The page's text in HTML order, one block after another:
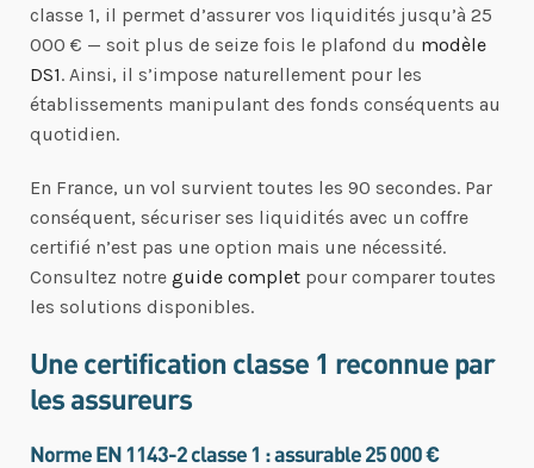
classe 1, il permet d’assurer vos liquidités jusqu’à 25
000 € — soit plus de seize fois le plafond du modèle
DS1. Ainsi, il s’impose naturellement pour les
établissements manipulant des fonds conséquents au
quotidien.
En France, un vol survient toutes les 90 secondes. Par
conséquent, sécuriser ses liquidités avec un coffre
certifié n’est pas une option mais une nécessité.
Consultez notre guide complet pour comparer toutes
les solutions disponibles.
Une certification classe 1 reconnue par
les assureurs
Norme EN 1143-2 classe 1 : assurable 25 000 €